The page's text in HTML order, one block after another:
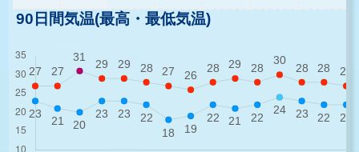
90日間気温(最高・最低気温)